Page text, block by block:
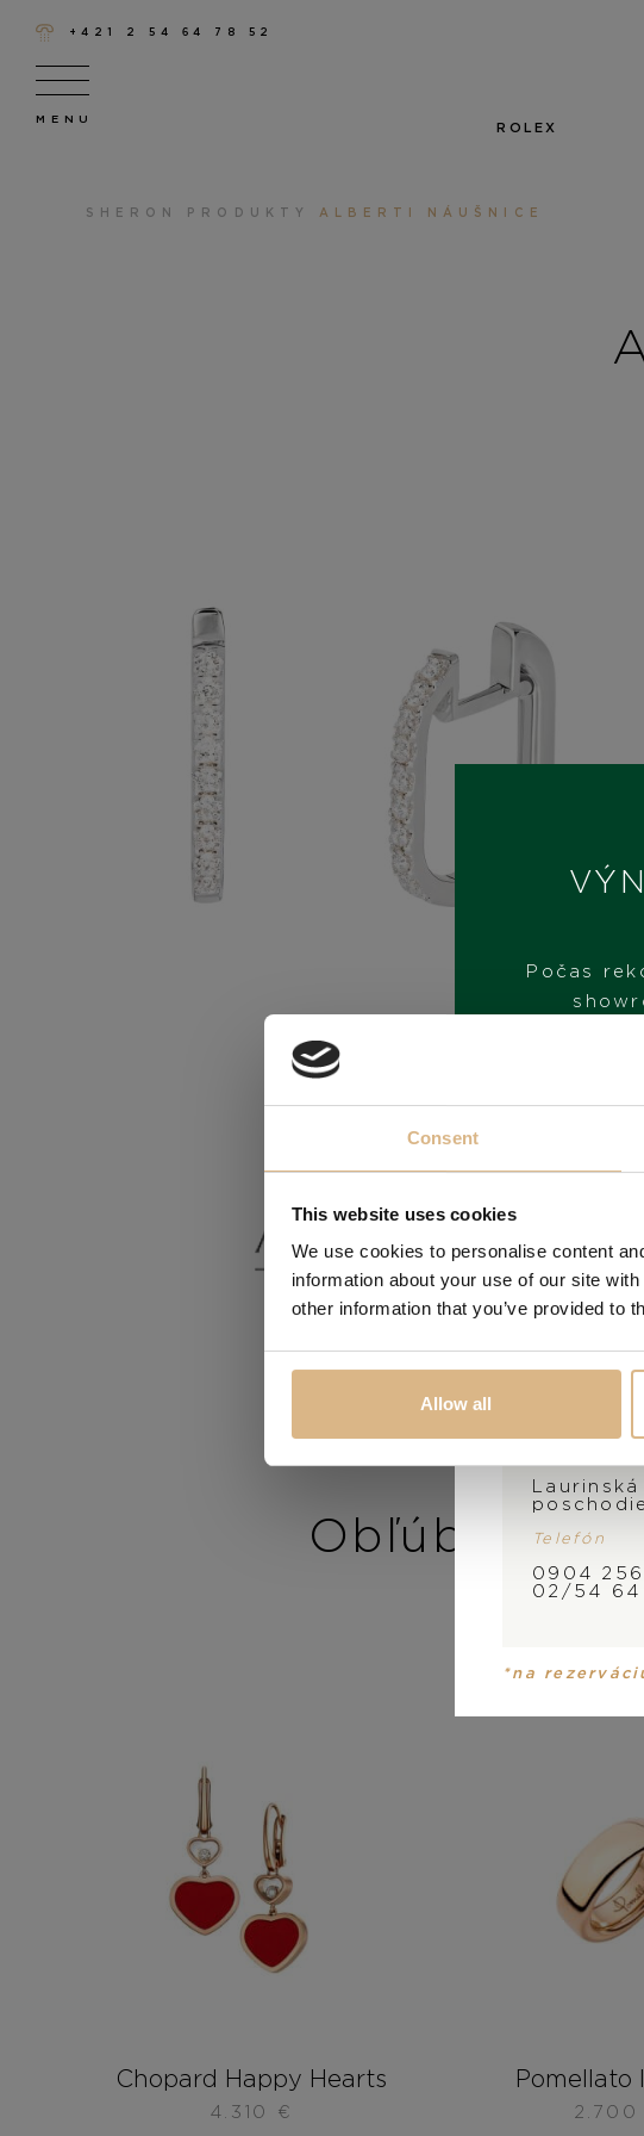
Consent
This website uses cookies
We use cookies to personalise content
information about your use of our site
other information that you’ve provided to
Allow all
+421 2 54 64 78 52
ROLEX
SHERON PRODUKTY ALBERTI NÁUŠNICE
ZNAČKA
Obľúbené
Chopard Happy Hearts
4.310 €
Pomellato
2.700
Počas
Laurinská
Telefón
0904
02/54 64
*na